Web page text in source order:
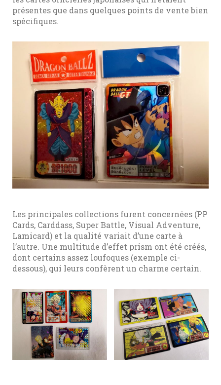
présentes que dans quelques points de vente bien
spécifiques.
Les principales collections furent concernées (PP
Cards, Carddass, Super Battle, Visual Adventure,
Lamicard) et la qualité variait d’une carte à
l’autre. Une multitude d’effet prism ont été créés,
dont certains assez loufoques (exemple ci-
dessous), qui leurs confèrent un charme certain.